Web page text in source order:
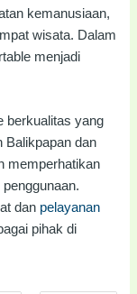
kemanusiaan,
wisata. Dalam
menjadi
berkualitas yang
Balikpapan dan
memperhatikan
dan pelayanan
pihak di